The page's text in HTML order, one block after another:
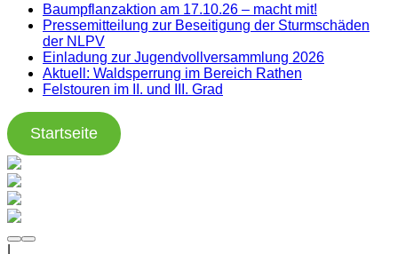
Baumpflanzaktion am 17.10.26 – macht mit!
Pressemitteilung zur Beseitigung der Sturmschäden
der NLPV
Einladung zur Jugendvollversammlung 2026
Aktuell: Waldsperrung im Bereich Rathen
Felstouren im II. und III. Grad
Startseite